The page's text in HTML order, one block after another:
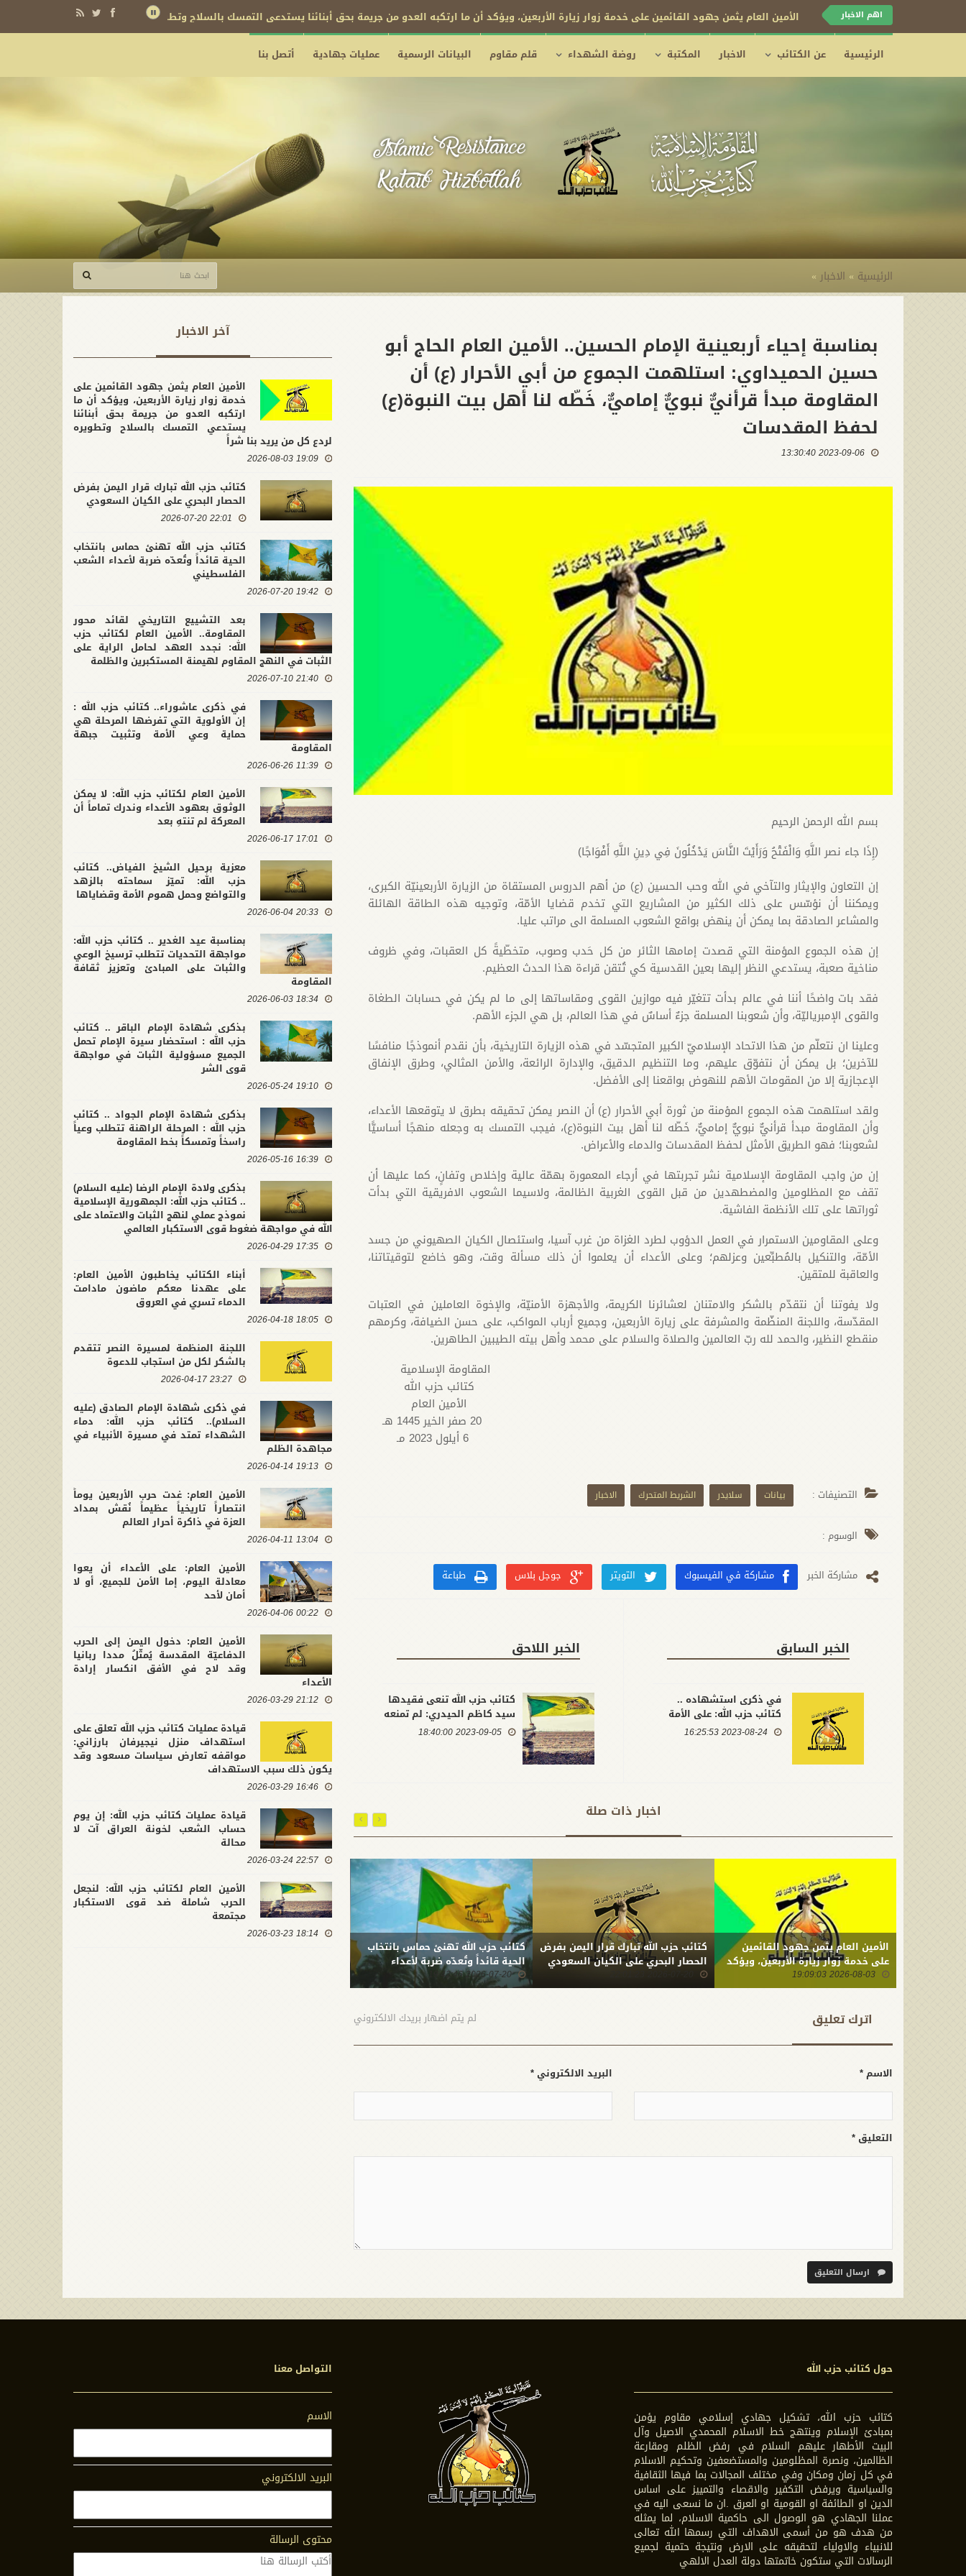
اهم الاخبار الأمين العام يثمن جهود القائمين على خدمة زوار زيارة الأربعين، ويؤكد أن ما ارتكبه العدو من جريمة بحق أبنائنا يستدعي التمسك بالسلاح وتطويره لردع كل من يريد بنا شراً
الرئيسية عن الكتائب الاخبار المكتبة روضة الشهداء قلم مقاوم البيانات الرسمية عمليات جهادية أتصل بنا
الرئيسية » الاخبار »
بمناسبة إحياء أربعينية الإمام الحسين.. الأمين العام الحاج أبو
حسين الحميداوي: استلهمت الجموع من أبي الأحرار (ع) أن
المقاومة مبدأ قرأنيٌّ نبويٌّ إماميٌّ، خَطّه لنا أهل بيت النبوة(ع)
لحفظ المقدسات
2023-09-06 13:30:40
بسم الله الرحمن الرحيم
(إِذَا جاء نصر اللَّهِ وَالْفَتْحُ وَرَأَيْتَ النَّاسَ يَدْخُلُونَ فِي دِينِ اللَّهِ أَفْوَاجًا)
إن التعاون والإيثار والتآخي في الله وحب الحسين (ع) من أهم الدروس المستقاة من الزيارة الأربعينيّة الكبرى،
ويمكننا أن نؤسّس على ذلك الكثير من المشاريع التي تخدم قضايا الأمّة، وتوجيه هذه الطاقة الهائلة
والمشاعر الصادقة بما يمكن أن ينهض بواقع الشعوب المسلمة الى مراتب عليا.
إن هذه الجموع المؤمنة التي قصدت إمامها الثائر من كل حَدب وصوب، متخطّيةً كل العقبات، وفي ظروف
مناخية صعبة، يستدعي النظر إليها بعين القدسية كي تُتقن قراءة هذا الحدث العظيم.
فقد بات واضحًا أننا في عالم بدأت تتغيّر فيه موازين القوى ومقاساتها إلى ما لم يكن في حسابات الطغاة
والقوى الإمبرياليّة، وأن شعوبنا المسلمة جزءٌ أساسٌ في هذا العالم، بل هي الجزء الأهم.
وعلينا ان نتعلّم من هذا الاتحاد الإسلاميّ الكبير المتجسّد في هذه الزيارة التاريخية، بأن نقدم أنموذجًا منافسًا
للآخرين؛ بل يمكن أن نتفوّق عليهم، وما التنظيم الدقيق، والإدارة الرائعة، والأمن المثالي، وطرق الإنفاق
الإعجازية إلا من المقومات الأهم للنهوض بواقعنا إلى الأفضل.
ولقد استلهمت هذه الجموع المؤمنة من ثورة أبي الأحرار (ع) أن النصر يمكن تحقيقه بطرق لا يتوقعها الأعداء،
وأن المقاومة مبدأ قرأنيٌّ نبويٌّ إماميٌّ، خَطّه لنا أهل بيت النبوة(ع)، فيجب التمسك به وجعله منهجًا أساسيًّا
لشعوبنا؛ فهو الطريق الأمثل لحفظ المقدسات والدماء والأعراض.
إن من واجب المقاومة الإسلامية نشر تجربتها في أرجاء المعمورة بهمّة عالية وإخلاص وتفانٍ، كما عليها أن
تقف مع المظلومين والمضطهدين من قبل القوى الغربية الظالمة، ولاسيما الشعوب الافريقية التي بدأت
ثوراتها على تلك الأنظمة الفاشية.
وعلى المقاومين الاستمرار في العمل الدؤوب لطرد الغزاة من غرب آسيا، واستئصال الكيان الصهيوني من جسد
الأمّة، والتنكيل بالمُطبِّعين وعزلهم؛ وعلى الأعداء أن يعلموا أن ذلك مسألة وقت، وهو خاضع لتوقيتاتنا،
والعاقبة للمتقين.
ولا يفوتنا أن نتقدّم بالشكر والامتنان لعشائرنا الكريمة، والأجهزة الأمنيّة، والإخوة العاملين في العتبات
المقدّسة، واللجنة المنظّمة والمشرفة على زيارة الأربعين، وجميع أرباب المواكب، على حسن الضيافة، وكرمهم
منقطع النظير، والحمد لله ربّ العالمين والصلاة والسلام على محمد وأهل بيته الطيبين الطاهرين.
المقاومة الإسلامية
كتائب حزب الله
الأمين العام
20 صفر الخير 1445 هـ
التصنيفات : بيانات سلايدر الشريط المتحرك الاخبار
الوسوم :
مشارکة الخبر مشاركة في الفيسبوك التويتر جوجل بلاس طباعة
الخبر السابق
في ذكرى استشهاده ..
كتائب حزب الله: على الأمة
استلهام قيم البطولة
2023-08-24 16:25:53
الخبر اللاحق
كتائب حزب الله تنعى فقيدها
سيد كاظم الحيدري: لم تمنعه
سنوات اعتقاله وصموده من
2023-09-05 18:40:00
اخبار ذات صلة
الأمين العام يثمن جهود القائمين
على خدمة زوار زيارة الأربعين، ويؤكد
أن ما ارتكبه العدو من جريمة بحق
أبنائنا يستدعي التمسك بالسلاح
2026-08-03 19:09:03
كتائب حزب الله تبارك قرار اليمن بفرض
الحصار البحري على الكيان السعودي
2026-07-20 22:01:23
كتائب حزب الله تهنئ حماس بانتخاب
الحية قائداً وتُعدّه ضربة لأعداء
الشعب الفلسطيني
2026-07-20 19:42:46
اترك تعلیق لم يتم اضهار بريدك الالكتروني
الاسم * البريد الالكتروني *
التعليق *
ارسال التعليق
آخر الاخبار
الأمين العام يثمن جهود القائمين على
خدمة زوار زيارة الأربعين، ويؤكد أن ما
ارتكبه العدو من جريمة بحق أبنائنا
يستدعي التمسك بالسلاح وتطويره
لردع كل من يريد بنا شراً
19:09 2026-08-03
كتائب حزب الله تبارك قرار اليمن بفرض
الحصار البحري على الكيان السعودي
22:01 2026-07-20
كتائب حزب الله تهنئ حماس بانتخاب
الحية قائداً وتُعدّه ضربة لأعداء الشعب
الفلسطيني
19:42 2026-07-20
بعد التشييع التاريخي لقائد محور
المقاومة.. الأمين العام لكتائب حزب
الله: نجدد العهد لحامل الراية على
الثبات في النهج المقاوم لهيمنة المستكبرين والظلمة
21:40 2026-07-10
في ذكرى عاشوراء.. كتائب حزب الله :
إن الأولوية التي تفرضها المرحلة هي
حماية وعي الأمة وتثبيت جبهة
المقاومة
11:39 2026-06-26
الأمين العام لكتائب حزب الله: لا يمكن
الوثوق بعهود الأعداء وندرك تماماً أن
المعركة لم تنتهِ بعد
17:01 2026-06-17
معزية برحيل الشيخ الفياض.. كتائب
حزب الله: تميّز سماحته بالزهد
والتواضع وحمل هموم الأمة وقضاياها
20:33 2026-06-04
بمناسبة عيد الغدير .. كتائب حزب الله:
مواجهة التحديات تتطلب ترسيخ الوعي
والثبات على المبادئ وتعزيز ثقافة
المقاومة
18:34 2026-06-03
بذكرى شهادة الإمام الباقر .. كتائب
حزب الله : استحضار سيرة الإمام تحمل
الجميع مسؤولية الثبات في مواجهة
قوى الشر
19:10 2026-05-24
بذكرى شهادة الإمام الجواد .. كتائب
حزب الله : المرحلة الراهنة تتطلب وعياً
راسخاً وتمسكاً بخط المقاومة
16:39 2026-05-16
بذكرى ولادة الإمام الرضا (عليه السلام)
.. كتائب حزب الله: الجمهورية الإسلامية
نموذج عملي لنهج الثبات والاعتماد على
الله في مواجهة ضغوط قوى الاستكبار العالمي
17:35 2026-04-29
أبناء الكتائب يخاطبون الأمين العام:
على عهدنا معكم ماضون مادامت
الدماء تسري في العروق
18:05 2026-04-18
اللجنة المنظمة لمسيرة النصر تتقدم
بالشكر لكل من استجاب للدعوة
23:27 2026-04-17
في ذكرى شهادة الإمام الصادق (عليه
السلام).. كتائب حزب الله: دماء
الشهداء تمتد في مسيرة الأنبياء في
مجاهدة الظلم
19:13 2026-04-14
الأمين العام: غدت حرب الأربعين يوماً
انتصاراً تاريخياً عظيماً نُقش بمداد
العزة في ذاكرة أحرار العالم
13:04 2026-04-11
الأمين العام: على الأعداء أن يعوا
معادلة اليوم، إما الأمن للجميع، أو لا
أمان لأحد
00:22 2026-04-06
الأمين العام: دخول اليمن إلى الحرب
الدفاعيّة المقدسة يُمثّلُ مددا ربانيا
وقد لاح في الأفق انكسار إرادة
الأعداء
21:12 2026-03-29
قيادة عمليات كتائب حزب الله تعلق على
استهداف منزل نيجيرفان بارزاني:
مواقفه تعارض سياسات مسعود وقد
يكون ذلك سبب الاستهداف
16:46 2026-03-29
قيادة عمليات كتائب حزب الله: إن يوم
حساب الشعب لخونة العراق آت لا
محالة
22:57 2026-03-24
الأمين العام لكتائب حزب الله: لنجعل
الحرب شاملة ضد قوى الاستكبار
مجتمعة
18:14 2026-03-23
حول كتائب حزب الله
كتائب حزب الله، تشكيل جهادي إسلامي مقاوم يؤمن
بمبادئ الإسلام وينتهج خط الاسلام المحمدي الاصيل وآل
البيت الأطهار عليهم السلام في رفض الظلم ومقارعة
الظالمين، ونصرة المظلومين والمستضعفين وتحكيم الاسلام
في كل زمان ومكان وفي مختلف المجالات بما فيها الثقافية
والسياسية ويرفض التكفير والاقصاء والتمييز على اساس
الدين او الطائفة او القومية او العرق .ان ما نسعى اليه في
عملنا الجهادي هو الوصول الى حاكمية الاسلام، لما يمثله
من هدف هو من أسمى الاهداف التي رسمها الله تعالى
للانبياء والاولياء لتحقيقه على الارض ونتيجة حتمية لجميع
الرسالات التي ستكون خاتمتها دولة العدل الالهي
التواصل معنا
الاسم
البريد الالكتروني
محتوى الرسالة